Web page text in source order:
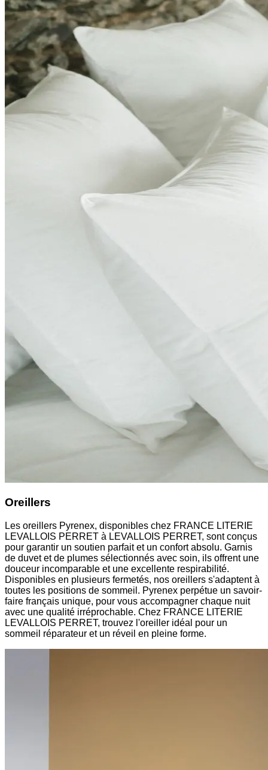
Oreillers
Les oreillers Pyrenex, disponibles chez FRANCE LITERIE
LEVALLOIS PERRET à LEVALLOIS PERRET, sont conçus
pour garantir un soutien parfait et un confort absolu. Garnis
de duvet et de plumes sélectionnés avec soin, ils offrent une
douceur incomparable et une excellente respirabilité.
Disponibles en plusieurs fermetés, nos oreillers s'adaptent à
toutes les positions de sommeil. Pyrenex perpétue un savoir-
faire français unique, pour vous accompagner chaque nuit
avec une qualité irréprochable. Chez FRANCE LITERIE
LEVALLOIS PERRET, trouvez l'oreiller idéal pour un
sommeil réparateur et un réveil en pleine forme.